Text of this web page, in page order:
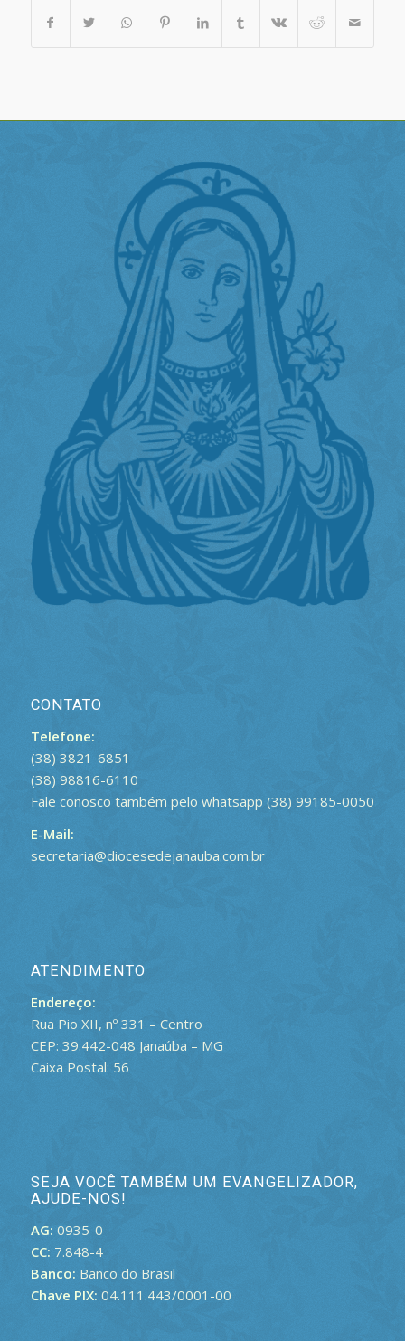
CONTATO
Telefone:
(38) 3821-6851
(38) 98816-6110
Fale conosco também pelo whatsapp (38) 99185-0050
E-Mail:
secretaria@diocesedejanauba.com.br
ATENDIMENTO
Endereço:
Rua Pio XII, nº 331 – Centro
CEP: 39.442-048 Janaúba – MG
Caixa Postal: 56
SEJA VOCÊ TAMBÉM UM EVANGELIZADOR,
AJUDE-NOS!
AG: 0935-0
CC: 7.848-4
Banco: Banco do Brasil
Chave PIX: 04.111.443/0001-00